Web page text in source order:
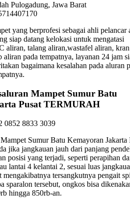
Pulogadung, Jawa Barat
yang berprofesi sebagai ahli pelancar
siap datang kelokasi untuk mengatasi
aliran, talang aliran,wastafel aliran, kran
aliran pada tempatnya, layanan 24 jam
bagaimana kesalahan pada aluran
Mampet Sumur Batu
Pusat TERMURAH
0852 8833 3039
Sumur Batu Kemayoran Jakarta
jika jangkauan jauh dari panjang
posisi yang terjadi, seperti perapihan
lantai 4 kelantai 2, sesuai luas
tersangkutnya pengait
sparalon tersebut, ongkos bisa
hingga 850rb-an.